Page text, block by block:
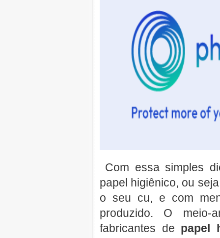
Com essa simples
papel higiênico, ou
o seu cu, e com
produzido. O meio-
fabricantes de papel